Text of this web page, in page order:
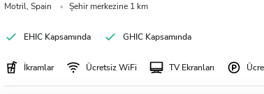
Motril, Spain Şehir merkezine 1 km
EHIC Kapsamında GHIC Kapsamında
İkramlar Ücretsiz WiFi TV Ekranları